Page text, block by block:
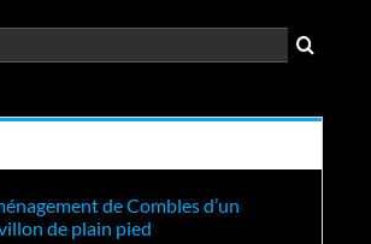
de Combles d’un
de plain pied